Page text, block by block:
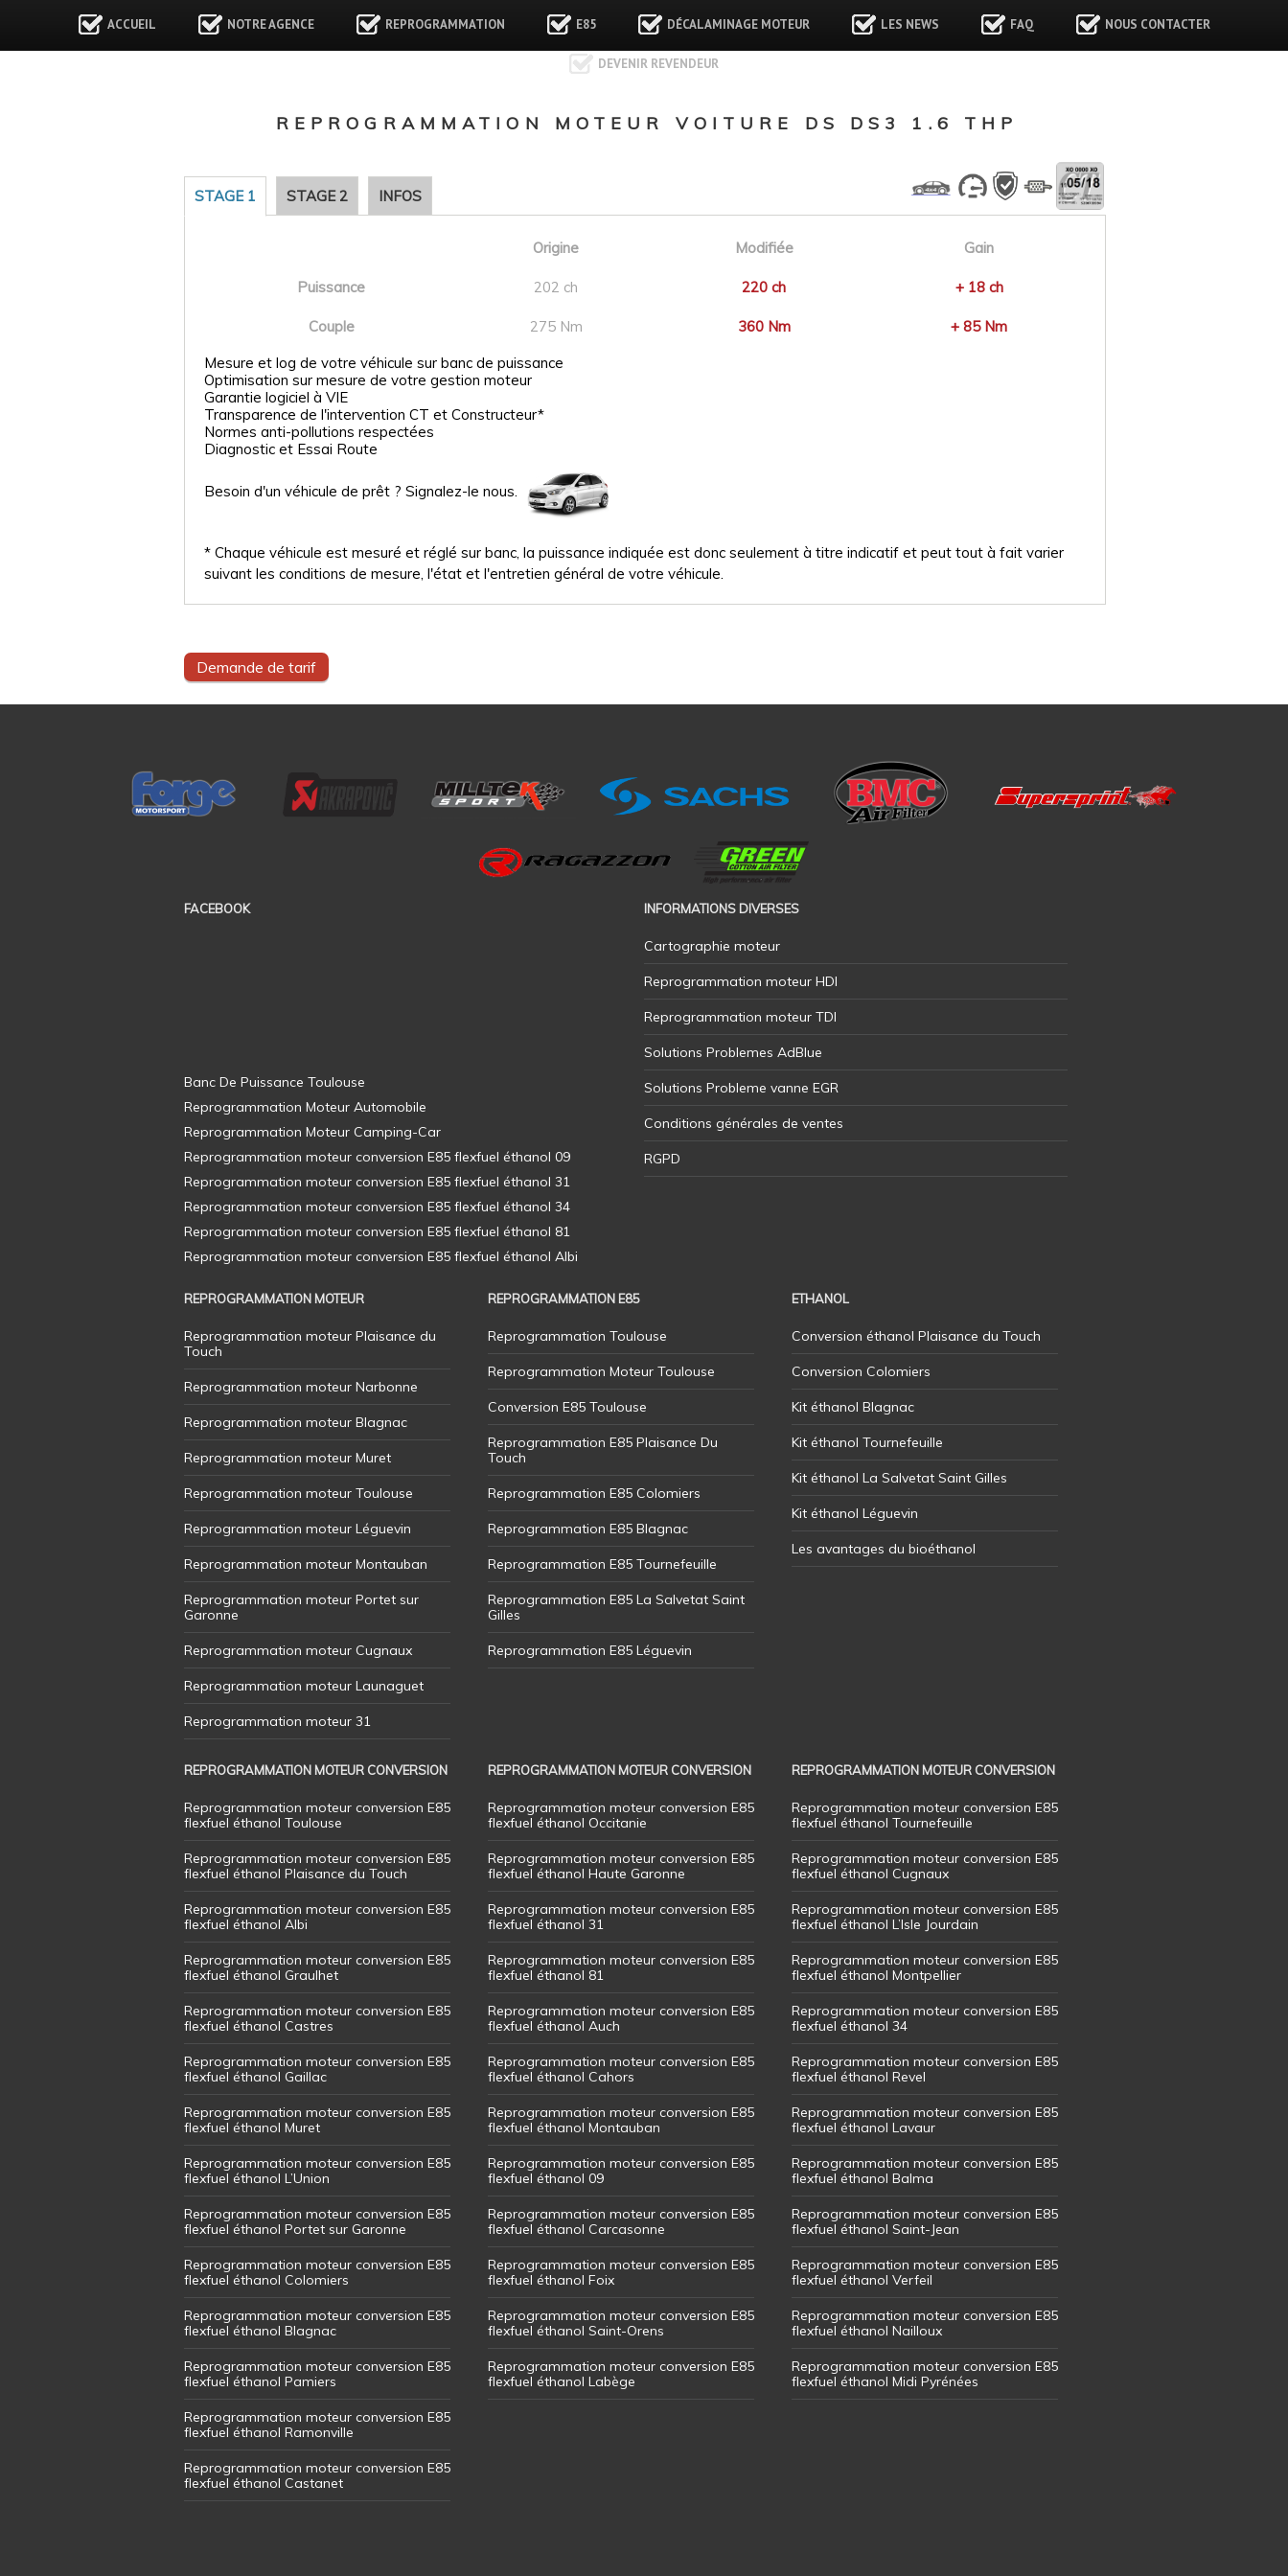
ACCUEIL NOTRE AGENCE REPROGRAMMATION E85 DÉCALAMINAGE MOTEUR LES NEWS FAQ NOUS CONTACTER
DEVENIR REVENDEUR
REPROGRAMMATION MOTEUR VOITURE DS DS3 1.6 THP
STAGE 1 STAGE 2 INFOS
Origine Modifiée Gain
Puissance 202 ch 220 ch + 18 ch
Couple 275 Nm 360 Nm
+ 85 Nm
Mesure et log de votre véhicule sur banc de puissance
Optimisation sur mesure de votre gestion moteur
Garantie logiciel à VIE
Transparence de l'intervention CT et Constructeur*
Normes anti-pollutions respectées
Diagnostic et Essai Route
Besoin d'un véhicule de prêt ? Signalez-le nous.
* Chaque véhicule est mesuré et réglé sur banc, la puissance indiquée est donc seulement à titre indicatif et peut tout à fait varier
suivant les conditions de mesure, l'état et l'entretien général de votre véhicule.
Demande de tarif
FACEBOOK INFORMATIONS DIVERSES
Cartographie moteur
Reprogrammation moteur HDI
Reprogrammation moteur TDI
Solutions Problemes AdBlue
Solutions Probleme vanne EGR
Conditions générales de ventes
RGPD
REPROGRAMMATION MOTEUR
Reprogrammation moteur Plaisance du
Touch
Reprogrammation moteur Narbonne
Reprogrammation moteur Blagnac
Reprogrammation moteur Muret
Reprogrammation moteur Toulouse
Reprogrammation moteur Léguevin
Reprogrammation moteur Montauban
Reprogrammation moteur Portet sur
Garonne
Reprogrammation moteur Cugnaux
Reprogrammation moteur Launaguet
Reprogrammation moteur 31
REPROGRAMMATION E85
Reprogrammation Toulouse
Reprogrammation Moteur Toulouse
Conversion E85 Toulouse
Reprogrammation E85 Plaisance Du
Touch
Reprogrammation E85 Colomiers
Reprogrammation E85 Blagnac
Reprogrammation E85 Tournefeuille
Reprogrammation E85 La Salvetat Saint
Gilles
Reprogrammation E85 Léguevin
ETHANOL
Conversion éthanol Plaisance du Touch
Conversion Colomiers
Kit éthanol Blagnac
Kit éthanol Tournefeuille
Kit éthanol La Salvetat Saint Gilles
Kit éthanol Léguevin
Les avantages du bioéthanol
REPROGRAMMATION MOTEUR CONVERSION
Reprogrammation moteur conversion E85
flexfuel éthanol Toulouse
Reprogrammation moteur conversion E85
flexfuel éthanol Plaisance du Touch
Reprogrammation moteur conversion E85
flexfuel éthanol Albi
Reprogrammation moteur conversion E85
flexfuel éthanol Graulhet
Reprogrammation moteur conversion E85
flexfuel éthanol Castres
Reprogrammation moteur conversion E85
flexfuel éthanol Gaillac
Reprogrammation moteur conversion E85
flexfuel éthanol Muret
Reprogrammation moteur conversion E85
flexfuel éthanol L’Union
Reprogrammation moteur conversion E85
flexfuel éthanol Portet sur Garonne
Reprogrammation moteur conversion E85
flexfuel éthanol Colomiers
Reprogrammation moteur conversion E85
flexfuel éthanol Blagnac
Reprogrammation moteur conversion E85
flexfuel éthanol Pamiers
Reprogrammation moteur conversion E85
flexfuel éthanol Ramonville
Reprogrammation moteur conversion E85
flexfuel éthanol Castanet
REPROGRAMMATION MOTEUR CONVERSION
Reprogrammation moteur conversion E85
flexfuel éthanol Occitanie
Reprogrammation moteur conversion E85
flexfuel éthanol Haute Garonne
Reprogrammation moteur conversion E85
flexfuel éthanol 31
Reprogrammation moteur conversion E85
flexfuel éthanol 81
Reprogrammation moteur conversion E85
flexfuel éthanol Auch
Reprogrammation moteur conversion E85
flexfuel éthanol Cahors
Reprogrammation moteur conversion E85
flexfuel éthanol Montauban
Reprogrammation moteur conversion E85
flexfuel éthanol 09
Reprogrammation moteur conversion E85
flexfuel éthanol Carcasonne
Reprogrammation moteur conversion E85
flexfuel éthanol Foix
Reprogrammation moteur conversion E85
flexfuel éthanol Saint-Orens
Reprogrammation moteur conversion E85
flexfuel éthanol Labège
REPROGRAMMATION MOTEUR CONVERSION
Reprogrammation moteur conversion E85
flexfuel éthanol Tournefeuille
Reprogrammation moteur conversion E85
flexfuel éthanol Cugnaux
Reprogrammation moteur conversion E85
flexfuel éthanol L’Isle Jourdain
Reprogrammation moteur conversion E85
flexfuel éthanol Montpellier
Reprogrammation moteur conversion E85
flexfuel éthanol 34
Reprogrammation moteur conversion E85
flexfuel éthanol Revel
Reprogrammation moteur conversion E85
flexfuel éthanol Lavaur
Reprogrammation moteur conversion E85
flexfuel éthanol Balma
Reprogrammation moteur conversion E85
flexfuel éthanol Saint-Jean
Reprogrammation moteur conversion E85
flexfuel éthanol Verfeil
Reprogrammation moteur conversion E85
flexfuel éthanol Nailloux
Reprogrammation moteur conversion E85
flexfuel éthanol Midi Pyrénées
Banc De Puissance Toulouse
Reprogrammation Moteur Automobile
Reprogrammation Moteur Camping-Car
Reprogrammation moteur conversion E85 flexfuel éthanol 09
Reprogrammation moteur conversion E85 flexfuel éthanol 31
Reprogrammation moteur conversion E85 flexfuel éthanol 34
Reprogrammation moteur conversion E85 flexfuel éthanol 81
Reprogrammation moteur conversion E85 flexfuel éthanol Albi